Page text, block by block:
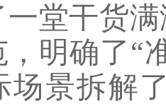
一堂干货
，明确了“
场景拆解